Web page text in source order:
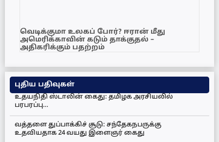
வெடிக்குமா உலகப் போர்? ஈரான் மீது
அமெரிக்காவின் கடும் தாக்குதல் –
அதிகரிக்கும் பதற்றம்
புதிய பதிவுகள்
உதயநிதி ஸ்டாலின் கைது: தமிழக அரசியலில்
பரபரப்பு…
வத்தளை துப்பாக்கிச் சூடு: சந்தேகநபருக்கு
உதவியதாக 24 வயது இளைஞர் கைது